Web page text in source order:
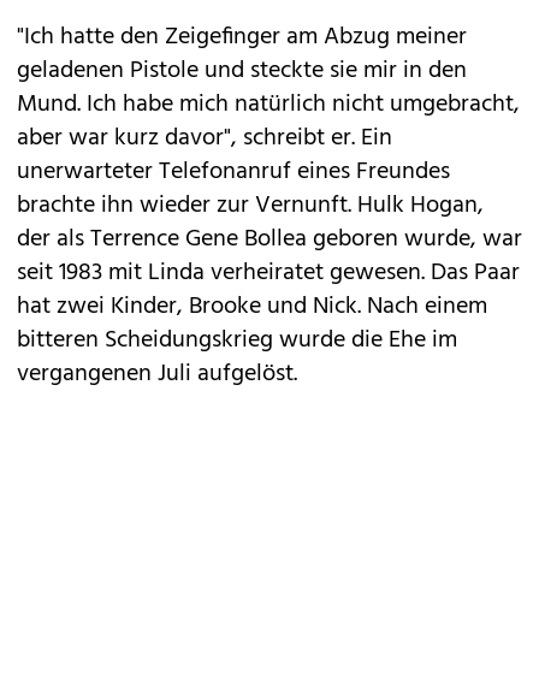
"Ich hatte den Zeigefinger am Abzug meiner
geladenen Pistole und steckte sie mir in den
Mund. Ich habe mich natürlich nicht umgebracht,
aber war kurz davor", schreibt er. Ein
unerwarteter Telefonanruf eines Freundes
brachte ihn wieder zur Vernunft. Hulk Hogan,
der als Terrence Gene Bollea geboren wurde, war
seit 1983 mit Linda verheiratet gewesen. Das Paar
hat zwei Kinder, Brooke und Nick. Nach einem
bitteren Scheidungskrieg wurde die Ehe im
vergangenen Juli aufgelöst.